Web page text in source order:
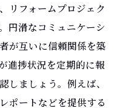
リフォームプロジェク
円滑なコミュニケーシ
が互いに信頼関係を築
進捗状況を定期的に報
しましょう。例えば、
ポートなどを提供する